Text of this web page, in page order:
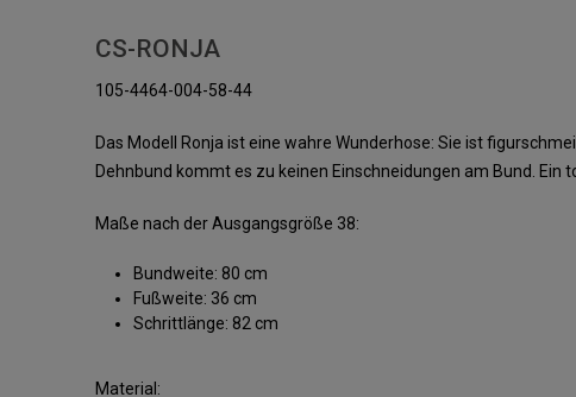
CS-RONJA
105-4464-004-58-44
Das Modell Ronja ist eine wahre Wunderhose: Sie ist
Dehnbund kommt es zu keinen Einschneidungen am Bund. Ein
Maße nach der Ausgangsgröße 38:
Bundweite: 80 cm
Fußweite: 36 cm
Schrittlänge: 82 cm
Material: